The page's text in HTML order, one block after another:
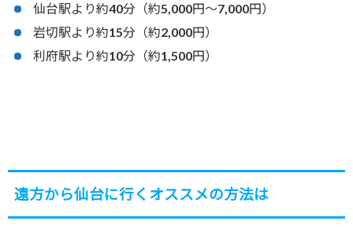
仙台駅より約40分（約5,000円～7,000円）
岩切駅より約15分（約2,000円）
利府駅より約10分（約1,500円）
遠方から仙台に行くオススメの方法は